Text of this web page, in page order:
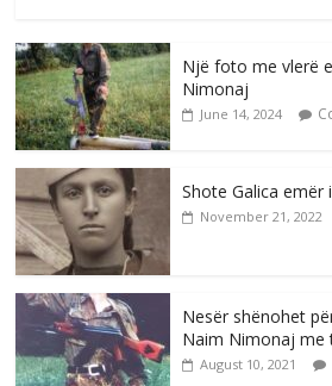
Një foto me vlerë
Nimonaj
June 14, 2024
Shote Galica
November 21, 2022
Nesër shënohet
Naim Nimonaj me
August 10, 2021